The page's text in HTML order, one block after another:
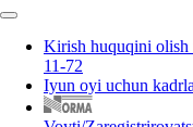
Kirish huquqini olish
11-72
Iyun oyi uchun